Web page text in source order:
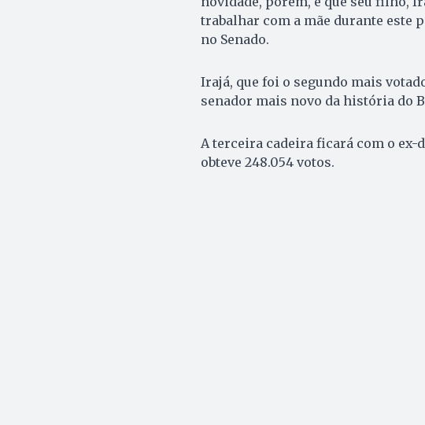
trabalhar com a mãe durante este
no Senado.
Irajá, que foi o segundo mais
senador mais novo da história do
A terceira cadeira ficará com o ex-
obteve 248.054 votos.